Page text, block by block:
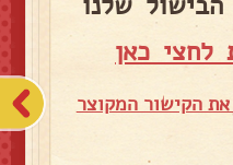
לחצי כאן
הקישור המקוצר